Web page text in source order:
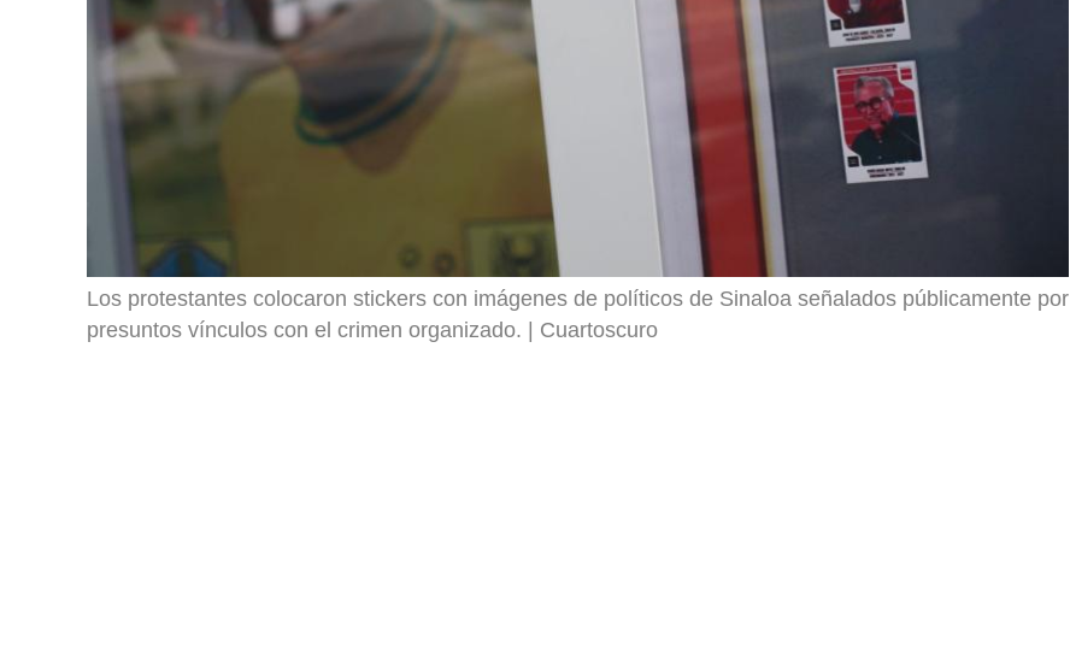
Los protestantes colocaron stickers con imágenes de políticos de Sinaloa señalados públicamente por
presuntos vínculos con el crimen organizado.
Cuartoscuro